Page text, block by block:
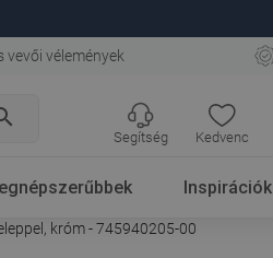
vevői vélemények
Kedvenc
Segítség
Inspirációk
króm - 745940205-00